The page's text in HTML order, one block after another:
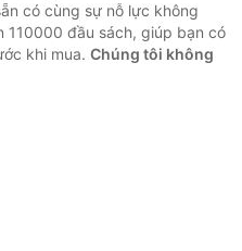
có cùng sự nỗ lực không
110000 đầu sách, giúp bạn có
khi mua. Chúng tôi không